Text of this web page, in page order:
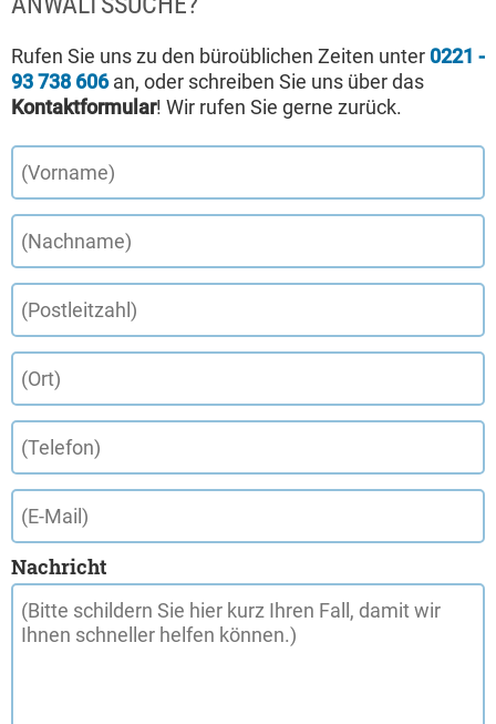
Rufen Sie uns zu den büroüblichen Zeiten unter 0221 -
93 738 606an, oder schreiben Sie uns über das
Kontaktformular! Wir rufen Sie gerne zurück.
Nachricht